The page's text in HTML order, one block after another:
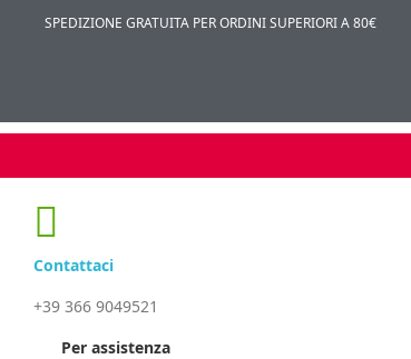
SPEDIZIONE GRATUITA PER ORDINI SUPERIORI A 80€
Contattaci
+39 366 9049521
Per assistenza